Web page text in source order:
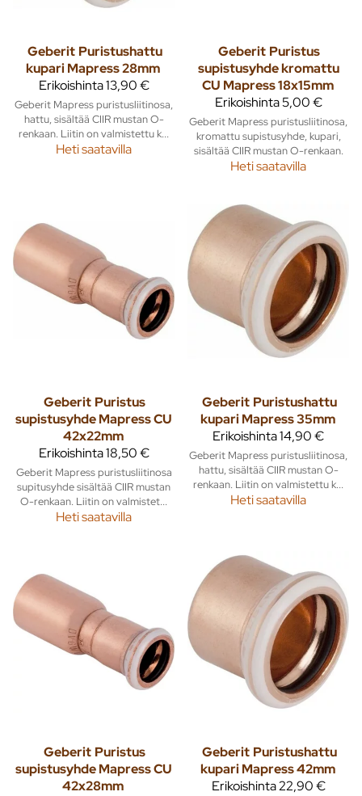
Geberit Puristushattu
kupari Mapress 28mm
Erikoishinta13,90 €
Geberit Mapress puristusliitinosa,
hattu, sisältää CIIR mustan O-
renkaan. Liitin on valmistettu k...
Heti saatavilla
Geberit Puristus
supistusyhde kromattu
CU Mapress 18x15mm
Erikoishinta5,00 €
Geberit Mapress puristusliitinosa,
kromattu supistusyhde, kupari,
sisältää CIIR mustan O-renkaan.
Heti saatavilla
Geberit Puristus
supistusyhde Mapress CU
42x22mm
Erikoishinta18,50 €
Geberit Mapress puristusliitinosa
supitusyhde sisältää CIIR mustan
O-renkaan. Liitin on valmistet...
Heti saatavilla
Geberit Puristushattu
kupari Mapress 35mm
Erikoishinta14,90 €
Geberit Mapress puristusliitinosa,
hattu, sisältää CIIR mustan O-
renkaan. Liitin on valmistettu k...
Heti saatavilla
Geberit Puristus
supistusyhde Mapress CU
42x28mm
Geberit Puristushattu
kupari Mapress 42mm
Erikoishinta22,90 €